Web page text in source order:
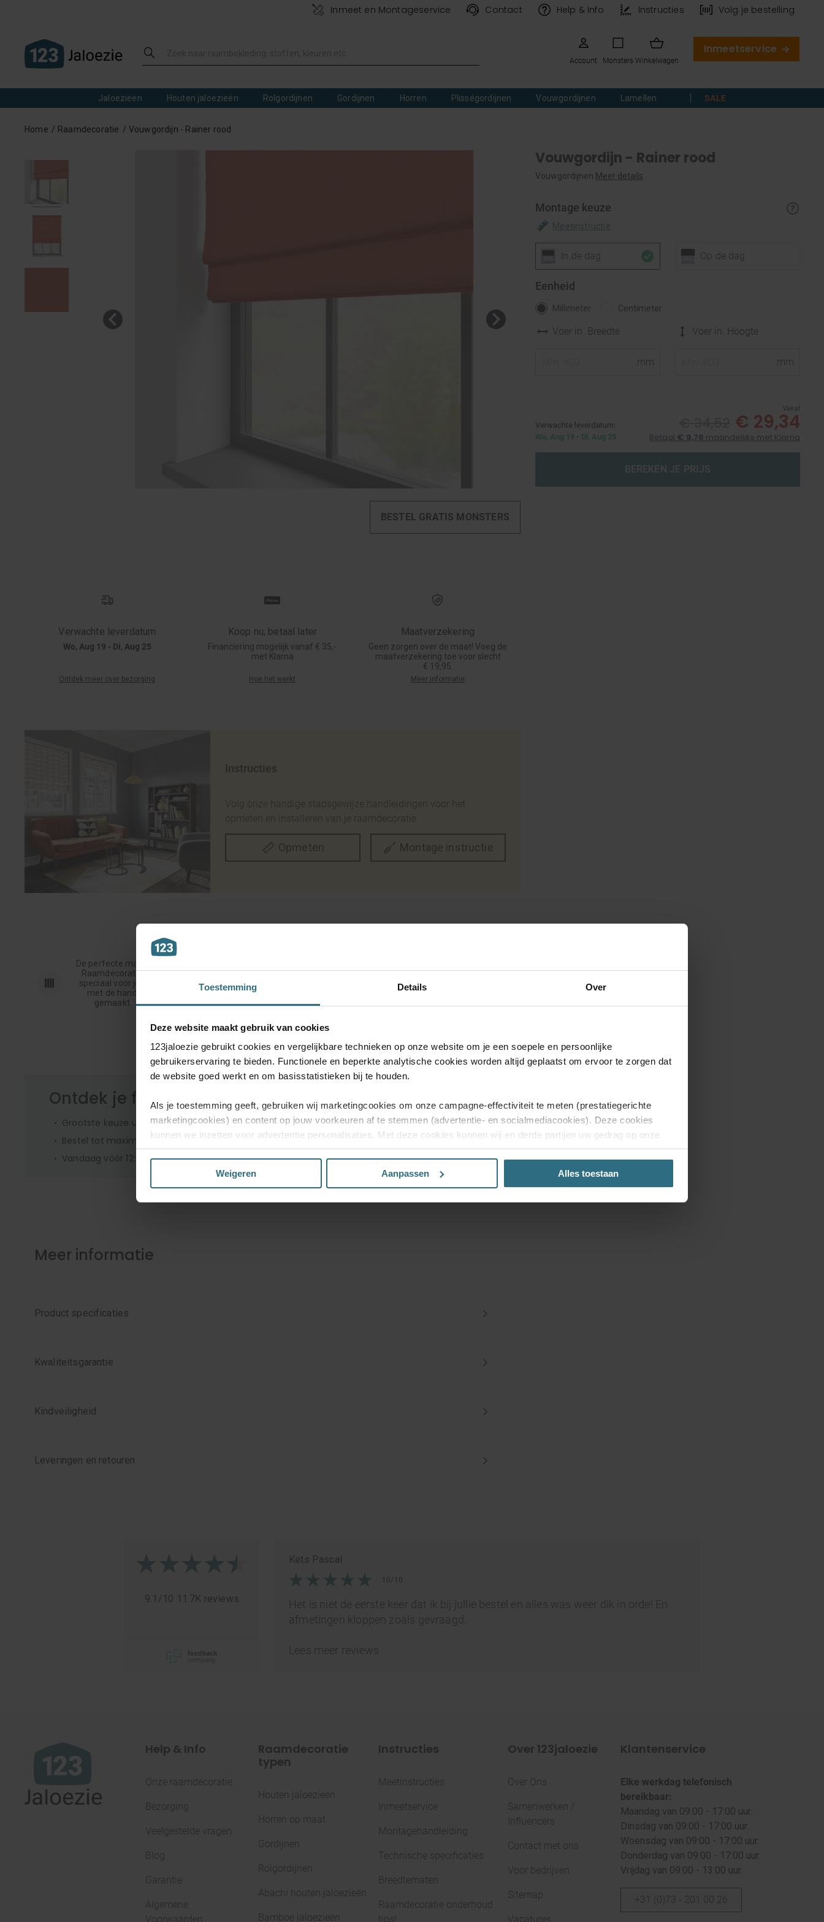
Toestemming Details Over
Deze website maakt gebruik van cookies
123jaloezie gebruikt cookies en vergelijkbare technieken op onze website om je een soepele en persoonlijke
gebruikerservaring te bieden. Functionele en beperkte analytische cookies worden altijd geplaatst om ervoor te zorgen dat
de website goed werkt en om basisstatistieken bij te houden.
Als je toestemming geeft, gebruiken wij marketingcookies om onze campagne-effectiviteit te meten (prestatiegerichte
marketingcookies) en content op jouw voorkeuren af te stemmen (advertentie- en socialmediacookies). Deze cookies
kunnen we inzetten voor advertentie personalisaties. Met deze cookies kunnen wij en derde partijen uw gedrag op onze
website en mogelijk ook daarbuiten volgen. Lees hier alles over onze cookie- en privacyverklaring.
Kies je voor ‘Alles accepteren’, dan ga je akkoord met het gebruik van alle cookies. Kies je 'Weigeren', dan plaatsen we
Weigeren Aanpassen Alles toestaan
Inmeet en Montageservice Contact Help & Info Instructies Volg je bestelling
Account Monsters
Inmeetservice
Winkelwagen
Jaloezieën Houten jaloezieën Rolgordijnen Gordijnen Horren Plisségordijnen Vouwgordijnen Lamellen SALE
Home Raamdecoratie Vouwgordijn - Rainer rood
BESTEL GRATIS MONSTERS
Vouwgordijn - Rainer rood
Vouwgordijnen Meer details
Montage keuze
Meetinstructie
In de dag Op de dag
Eenheid
Millimeter Centimeter
Voer in Breedte Voer in Hoogte
Vanaf
€ 29,34
Betaal € 9,78 maandelijks met Klarna
Verwachte leverdatum:
Wo, Aug 19 - Di, Aug 25
BEREKEN JE PRIJS
Verwachte leverdatum
Wo, Aug 19 - Di, Aug 25
Ontdek meer over bezorging
Koop nu, betaal later
Financiering mogelijk vanaf € 35,-
met Klarna
Hoe het werkt
Maatverzekering
Geen zorgen over de maat! Voeg de
maatverzekering toe voor slecht
€ 19,95.
Meer informatie
Instructies
Volg onze handige stapsgewijze handleidingen voor het
opmeten en installeren van je raamdecoratie.
Opmeten Montage instructie
De perfecte maat.
Raamdecoratie
speciaal voor jou
met de hand
gemaakt
kwaliteitsgarantie
Kom je er niet uit?
Ontdek je favoriete product!
Grootste keuze uit diverse materialen en kleuren.
Bestel tot maximaal 6 GRATIS monsters
Vandaag vóór 12:00 besteld is morgen in huis
BESTEL GRATIS MONSTERS
Meer informatie
Product specificaties
Kwaliteitsgarantie
Kindveiligheid
Leveringen en retouren
9.1 / 10 11.7K reviews
Kets Pascal
10/10
Het is niet de eerste keer dat ik bij jullie bestel en alles was weer dik in orde! En
afmetingen kloppen zoals gevraagd.
Lees meer reviews
Help & Info
Onze raamdecoratie
Bezorging
Veelgestelde vragen
Blog
Garantie
Algemene
Voorwaarden
Raamdecoratie
typen
Houten jaloezieën
Horren op maat
Gordijnen
Rolgordijnen
Abachi houten jaloezieën
Bamboe jaloezieën
Instructies
Meetinstructies
Inmeetservice
Montagehandleiding
Technische specificaties
Breedtematen
Raamdecoratie onderhoud
tips!
Over 123jaloezie
Over Ons
Samenwerken /
Influencers
Contact met ons
Voor bedrijven
Sitemap
Vacatures
Klantenservice
Elke werkdag telefonisch
bereikbaar:
Maandag van 09:00 - 17:00 uur.
Dinsdag van 09:00 - 17:00 uur.
Woensdag van 09:00 - 17:00 uur.
Donderdag van 09:00 - 17:00 uur.
Vrijdag van 09:00 - 13:00 uur.
+31 (0)73 - 201 00 26